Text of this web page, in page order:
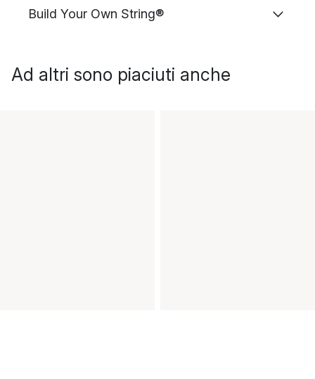
Build Your Own String®
Ad altri sono piaciuti anche